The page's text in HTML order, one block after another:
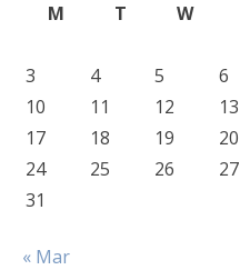
M
T W
3
4 5 6
10
11 12 13
17
18 19 20
24
25 26 27
31
« Mar